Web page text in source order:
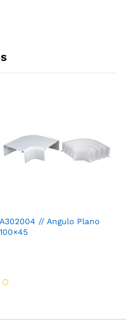
A302004 // Angulo Plano
100×45